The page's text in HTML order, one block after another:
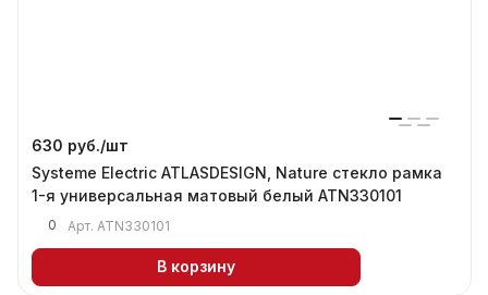
630 руб./шт
Systeme Electric ATLASDESIGN, Nature стекло рамка
1-я универсальная матовый белый ATN330101
0 Арт. ATN330101
В корзину